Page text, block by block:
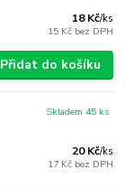
18 Kč/ks
15 Kč bez DPH
Přidat do košíku
20 Kč/ks
17 Kč bez DPH
Skladem 45 ks